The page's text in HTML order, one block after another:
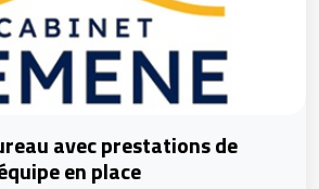
avec prestations de
en place